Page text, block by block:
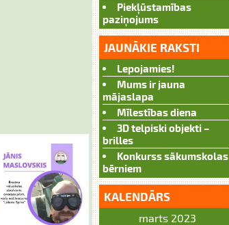
Piekļūstamības
paziņojums
JAUNĀKIE RAKSTI
Lepojamies!
Mums ir jauna
mājaslapa
Mīlestības diena
3D telpiski objekti –
brilles
Konkurss sākumskolas
bērniem
KALENDĀRS
marts 2023